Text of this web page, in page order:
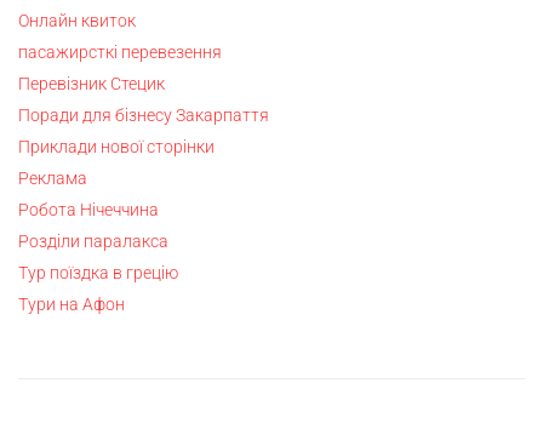
Онлайн квиток
пасажирсткі перевезення
Перевізник Стецик
Поради для бізнесу Закарпаття
Приклади нової сторінки
Реклама
Робота Нічеччина
Розділи паралакса
Тур поїздка в грецію
Тури на Афон